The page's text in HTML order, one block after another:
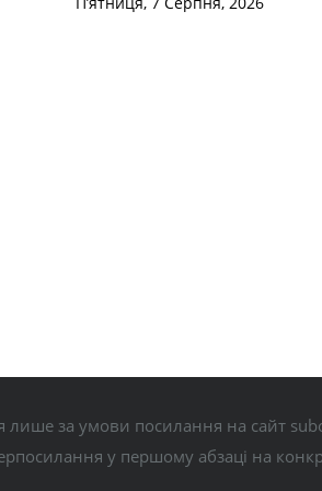
лише за умови посилання на сайт
у першому абзаці на